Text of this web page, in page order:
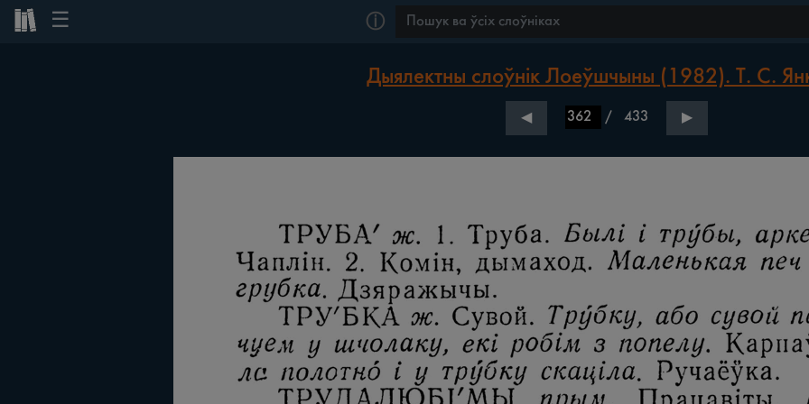
☰ ⓘ
Дыялектны слоўнік Лоеўшчыны (1982). Т. С.
◀ / 433 ▶